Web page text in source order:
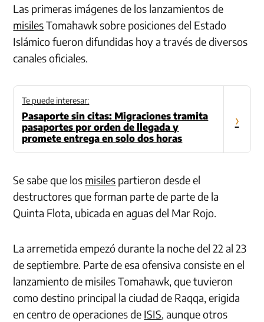
Las primeras imágenes de los lanzamientos de
misilesTomahawk sobre posiciones del Estado
Islámico fueron difundidas hoy a través de diversos
canales oficiales.
Te puede interesar:
Pasaporte sin citas: Migraciones tramita
pasaportes por orden de llegada y
promete entrega en solo dos horas
›
Se sabe que los misiles partieron desde el
destructores que forman parte de parte de la
Quinta Flota, ubicada en aguas del Mar Rojo.
La arremetida empezó durante la noche del 22 al 23
de septiembre. Parte de esa ofensiva consiste en el
lanzamiento de misiles Tomahawk, que tuvieron
como destino principal la ciudad de Raqqa, erigida
en centro de operaciones de ISIS, aunque otros